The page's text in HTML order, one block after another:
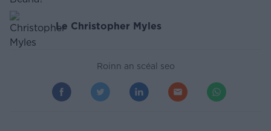
Le Christopher Myles
Roinn an scéal seo